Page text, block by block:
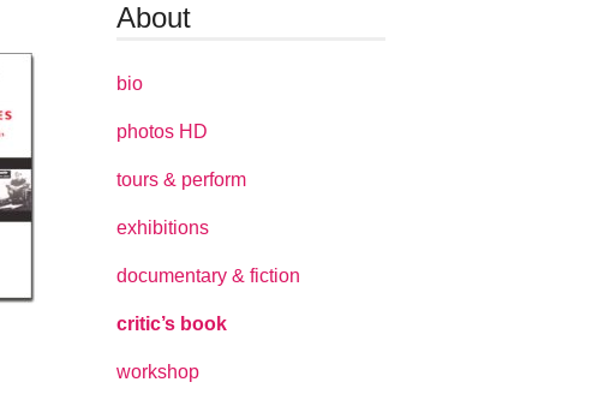
About
bio
photos HD
tours & perform
exhibitions
documentary & fiction
critic’s book
workshop